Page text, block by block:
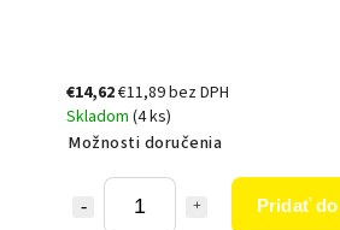
€14,62€11,89 bez DPH
Skladom (4 ks)
Možnosti doručenia
Pridať